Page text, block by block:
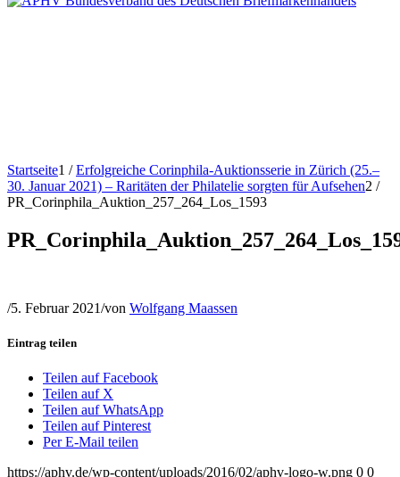
Startseite1 / Erfolgreiche Corinphila-Auktionsserie in Zürich (25.–
30. Januar 2021) – Raritäten der Philatelie sorgten für Aufsehen2 /
PR_Corinphila_Auktion_257_264_Los_1593
/5. Februar 2021/von Wolfgang Maassen
Eintrag teilen
Teilen auf Facebook
Teilen auf X
Teilen auf WhatsApp
Teilen auf Pinterest
Per E-Mail teilen
https://aphv.de/wp-content/uploads/2016/02/aphv-logo-w.png 0 0